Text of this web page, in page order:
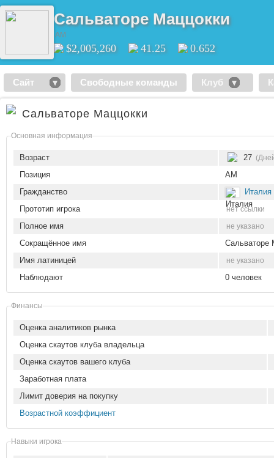
Сальваторе Маццокки
AM
$2,005,260 41.25 0.652
Сайт Свободные команды Клуб
Сальваторе Маццокки
Основная информация
Возраст 27
Позиция
AM
Гражданство
Италия
Прототип игрока
нет ссылки
Полное имя не указано
Сокращённое имя
Сальваторе
Имя латиницей
не указано
Наблюдают 0 человек
Финансы
Оценка аналитиков рынка
Оценка скаутов клуба владельца
Оценка скаутов вашего клуба
Заработная плата
Лимит доверия на покупку
Возрастной коэффициент
Навыки игрока